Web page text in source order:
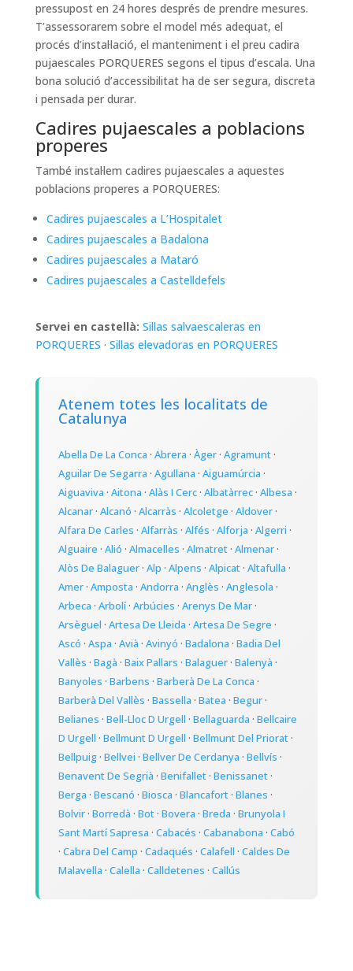
pressupost en 24 hores després de prendre mesures.
T’assessorarem sobre el model més adequat, el
procés d’instal·lació, el manteniment i el preu cadira
pujaescales PORQUERES segons el tipus d’escala. Una
bona solució d’accessibilitat ha de ser segura, discreta
i pensada per durar.
Cadires pujaescales a poblacions
properes
També instal·lem cadires pujaescales a aquestes
poblacions properes a PORQUERES:
Cadires pujaescales a L’Hospitalet
Cadires pujaescales a Badalona
Cadires pujaescales a Mataró
Cadires pujaescales a Castelldefels
Servei en castellà: Sillas salvaescaleras en
PORQUERES · Sillas elevadoras en PORQUERES
Atenem totes les localitats de
Catalunya
Abella De La Conca · Abrera · Àger· Agramunt·
Aguilar De Segarra · Agullana · Aiguamúrcia ·
Aiguaviva · Aitona · Alàs I Cerc· Albatàrrec· Albesa ·
Alcanar· Alcanó · Alcarràs · Alcoletge · Aldover·
Alfara De Carles · Alfarràs · Alfés · Alforja · Algerri ·
Alguaire · Alió · Almacelles · Almatret· Almenar·
Alòs De Balaguer· Alp · Alpens · Alpicat· Altafulla ·
Amer· Amposta · Andorra · Anglès · Anglesola ·
Arbeca · Arbolí· Arbúcies · Arenys De Mar·
Arsèguel · Artesa De Lleida · Artesa De Segre ·
Ascó · Aspa · Avià · Avinyó · Badalona · Badia Del
Vallès · Bagà · Baix Pallars · Balaguer· Balenyà ·
Banyoles · Barbens · Barberà De La Conca ·
Barberà Del Vallès · Bassella · Batea · Begur·
Belianes · Bell-Lloc D Urgell · Bellaguarda · Bellcaire
D Urgell · Bellmunt D Urgell · Bellmunt Del Priorat·
Bellpuig· Bellvei · Bellver De Cerdanya · Bellvís ·
Benavent De Segrià · Benifallet· Benissanet·
Berga · Bescanó · Biosca · Blancafort· Blanes ·
Bolvir· Borredà · Bot· Bovera · Breda · Brunyola I
Sant Martí Sapresa · Cabacés · Cabanabona · Cabó
· Cabra Del Camp · Cadaqués · Calafell · Caldes De
Malavella · Calella · Calldetenes · Callús